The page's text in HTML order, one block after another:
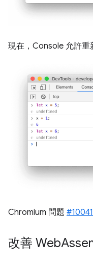
現在，Console 允許重
Chromium 問題
改善 Web